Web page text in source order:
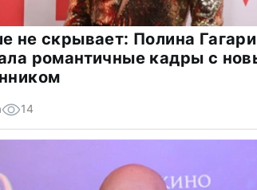
не скрывает: Полина
романтичные кадры с
14